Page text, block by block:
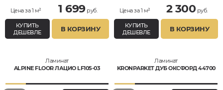
Цена за 1 м² 1 699руб.
КУПИТЬ
ДЕШЕВЛЕ
В КОРЗИНУ
Цена за 1 м² 2 300 руб.
КУПИТЬ
ДЕШЕВЛЕ
В КОРЗИНУ
Ламинат
ALPINE FLOOR ЛАЦИО LF105-03
Ламинат
KRONPARKET ДУБ ОКСФОРД 44700